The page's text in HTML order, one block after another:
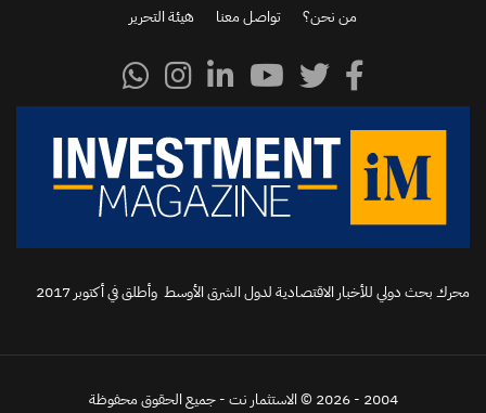
من نحن؟ تواصل معنا هيئة التحرير
محرك بحث دولي للأخبار الاقتصادية لدول الشرق الأوسط وأطلق في أكتوبر 2017‬
2004 - 2026 © الاستثمار نت - جميع الحقوق محفوظة